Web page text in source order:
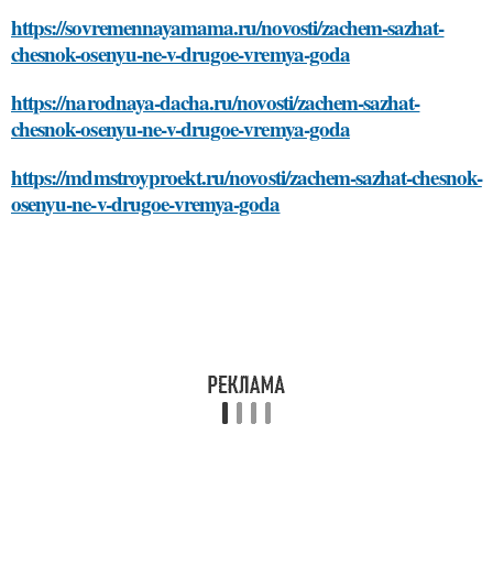
https://sovremennayamama.ru/novosti/zachem-sazhat-
chesnok-osenyu-ne-v-drugoe-vremya-goda
https://narodnaya-dacha.ru/novosti/zachem-sazhat-
chesnok-osenyu-ne-v-drugoe-vremya-goda
https://mdmstroyproekt.ru/novosti/zachem-sazhat-chesnok-
osenyu-ne-v-drugoe-vremya-goda